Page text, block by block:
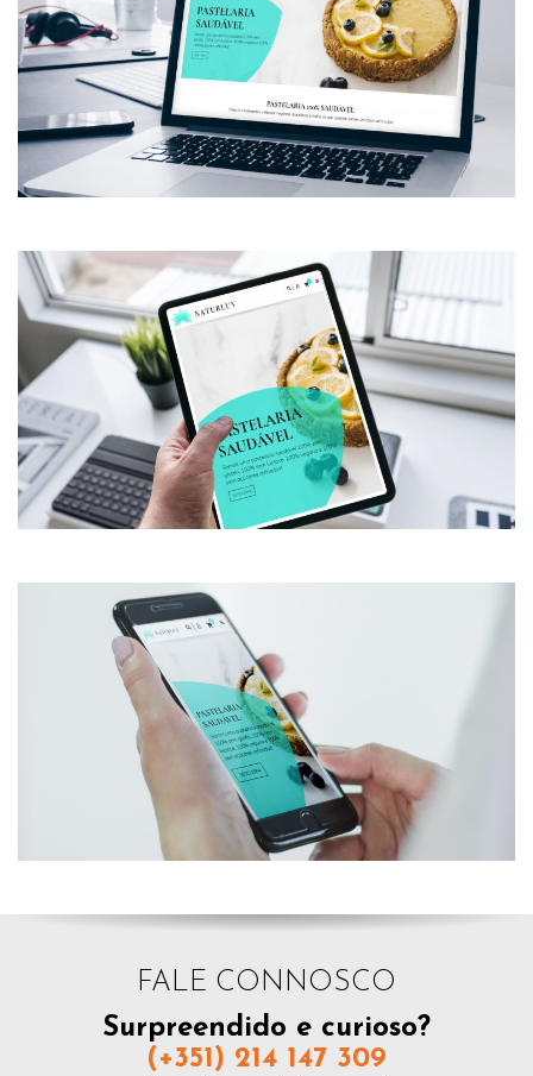
FALE CONNOSCO
Surpreendido e curioso?
(+351) 214 147 309